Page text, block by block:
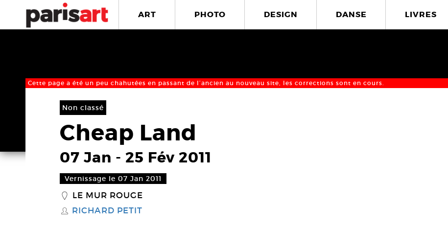
ART PHOTO DESIGN DANSE LIVRES
Cette page a été un peu chahutées en passant de l’ancien au nouveau site, les corrections sont en cours.
Non classé
Cheap Land
07 Jan - 25 Fév 2011
Vernissage le 07 Jan 2011
_ LE MUR ROUGE
S RICHARD PETIT